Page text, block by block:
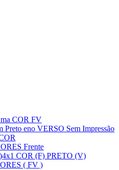
COR FV
Frente
4x1 COR (F) PRETO (V)
( FV )